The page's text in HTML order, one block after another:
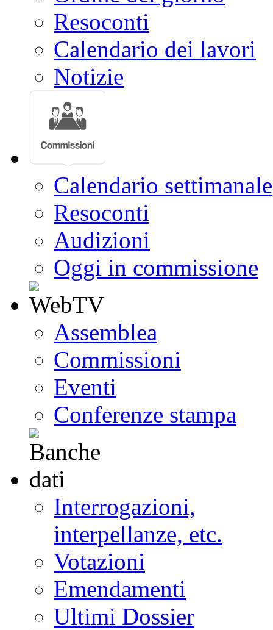
Resoconti
Calendario dei lavori
Notizie
Calendario settimanale
Resoconti
Audizioni
Oggi in commissione
Assemblea
Commissioni
Eventi
Conferenze stampa
Interrogazioni,
interpellanze, etc.
Votazioni
Emendamenti
Ultimi Dossier